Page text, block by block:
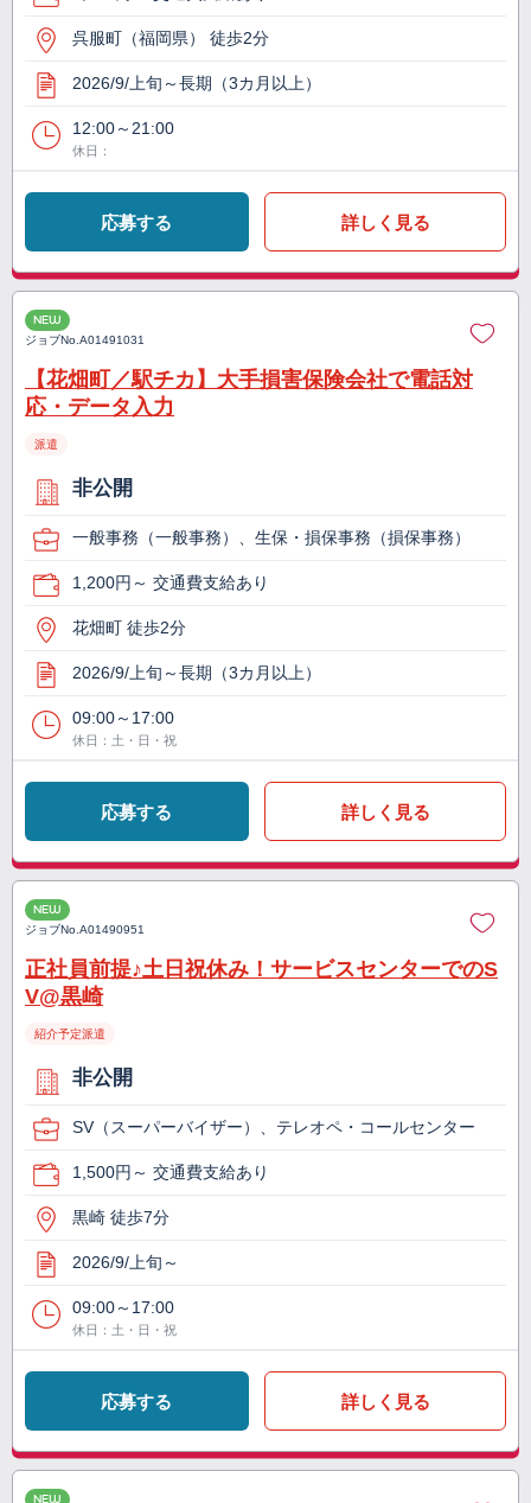
呉服町（福岡県） 徒歩2分
2026/9/上旬～長期（3カ月以上）
12:00～21:00
休日：
応募する 詳しく見る
NEW
ジョブNo.A01491031
【花畑町／駅チカ】大手損害保険会社で電話対
応・データ入力
派遣
非公開
一般事務（一般事務）、生保・損保事務（損保事務）
1,200円～ 交通費支給あり
花畑町 徒歩2分
2026/9/上旬～長期（3カ月以上）
09:00～17:00
休日：土・日・祝
応募する 詳しく見る
NEW
ジョブNo.A01490951
正社員前提♪土日祝休み！サービスセンターでのS
V@黒崎
紹介予定派遣
非公開
SV（スーパーバイザー）、テレオペ・コールセンター
1,500円～ 交通費支給あり
黒崎 徒歩7分
2026/9/上旬～
09:00～17:00
休日：土・日・祝
応募する 詳しく見る
NEW